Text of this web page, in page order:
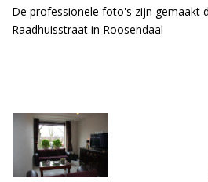
De professionele foto's zijn gemaakt
Raadhuisstraat in Roosendaal